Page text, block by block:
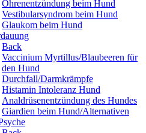
Ohrenentzündung beim Hund
Vestibularsyndrom beim Hund
Glaukom beim Hund
Back
Vaccinium Myrtillus/Blaubeeren für
den Hund
Durchfall/Darmkrämpfe
Histamin Intoleranz Hund
Analdrüsenentzündung des Hundes
Giardien beim Hund/Alternativen